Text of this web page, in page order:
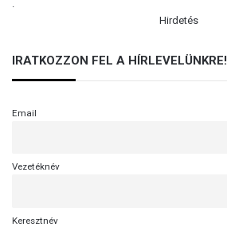
.
Hirdetés
IRATKOZZON FEL A HÍRLEVELÜNKRE!
Email
Vezetéknév
Keresztnév